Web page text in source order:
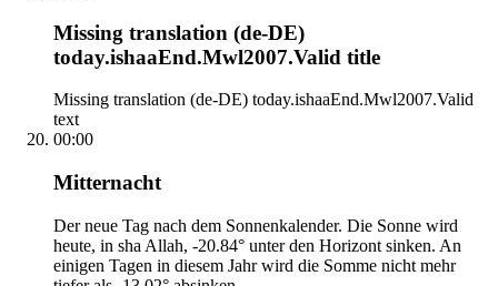
Missing translation (de-DE)
today.ishaaEnd.Mwl2007.Valid title
Missing translation (de-DE) today.ishaaEnd.Mwl2007.Valid
text
00:00
Mitternacht
Der neue Tag nach dem Sonnenkalender. Die Sonne wird
heute, in sha Allah, -20.84° unter den Horizont sinken. An
einigen Tagen in diesem Jahr wird die Somme nicht mehr